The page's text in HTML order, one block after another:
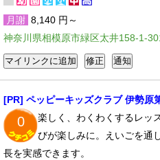
月謝 8,140 円～
神奈川県相模原市緑区太井158-1-
[PR] ペッピーキッズクラブ 伊勢原
0
楽しく、わくわくするレッ
びが楽しみに。えいごを通
長を実感できます。